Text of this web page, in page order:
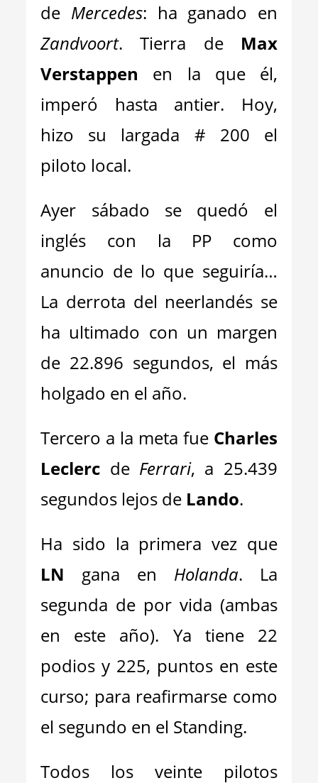
de Mercedes: ha ganado en
Zandvoort. Tierra de Max
Verstappen en la que él,
imperó hasta antier. Hoy,
hizo su largada # 200 el
piloto local.
Ayer sábado se quedó el
inglés con la PP como
anuncio de lo que seguiría…
La derrota del neerlandés se
ha ultimado con un margen
de 22.896 segundos, el más
holgado en el año.
Tercero a la meta fue Charles
Leclerc de Ferrari, a 25.439
segundos lejos de Lando.
Ha sido la primera vez que
LN gana en Holanda. La
segunda de por vida (ambas
en este año). Ya tiene 22
podios y 225, puntos en este
curso; para reafirmarse como
el segundo en el Standing.
Todos los veinte pilotos